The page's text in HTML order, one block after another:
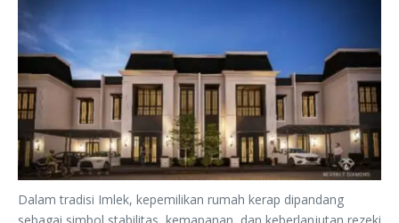
Dalam tradisi Imlek, kepemilikan rumah kerap dipandang